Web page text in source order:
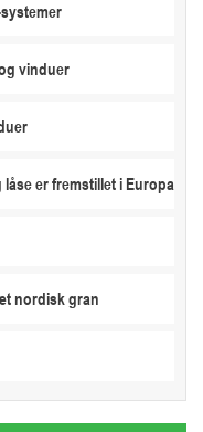
vinduer
er fremstillet i Europa
nordisk gran